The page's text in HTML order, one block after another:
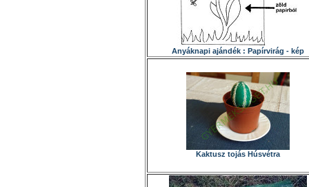
Anyáknapi ajándék : Papírvirág - kép
Kaktusz tojás Húsvétra